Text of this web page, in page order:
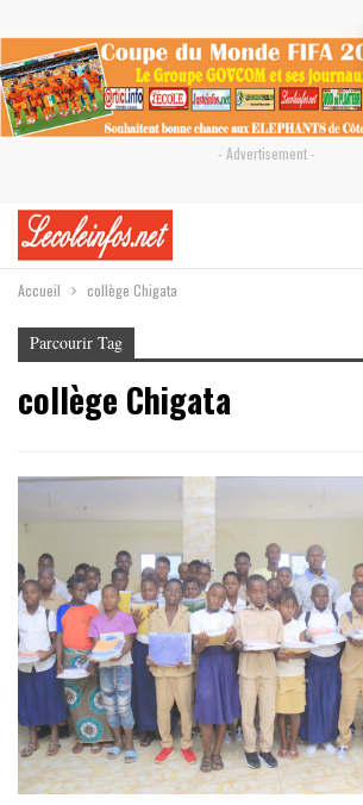
- Advertisement -
Accueil collège Chigata
Parcourir Tag
collège Chigata